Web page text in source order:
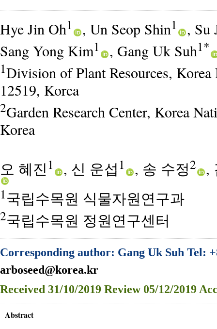
Hye Jin Oh1 , Un Seop Shin1
, Su
Sang Yong Kim1 , Gang Uk Suh1*
1Division of Plant Resources,
12519, Korea
2Garden Research Center, Korea
Korea
오 혜진 1 , 신 운섭 1 , 송 수정2 ,
1국립수목원 식물자원연구과
2국립수목원 정원연구센터
Corresponding author: Gang Uk Suh Tel:
arboseed@korea.kr
Received 31/10/2019 Review05/12/2019
Abstract